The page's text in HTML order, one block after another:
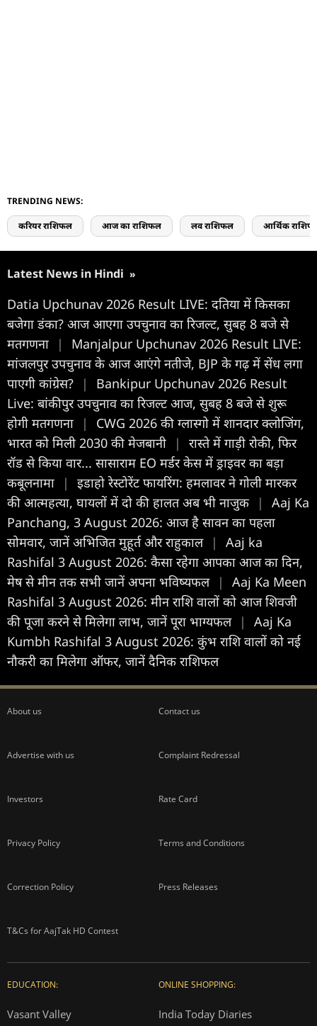
TRENDING NEWS:
करियर राशिफल आज का राशिफल लव राशिफल आर्थिक
Latest News in Hindi »
Datia Upchunav 2026 Result LIVE: दतिया में किसका
बजेगा डंका? आज आएगा उपचुनाव का रिजल्ट, सुबह 8 बजे से
मतगणना
|
Manjalpur Upchunav 2026 Result LIVE:
मांजलपुर उपचुनाव के आज आएंगे नतीजे, BJP के गढ़ में सेंध लगा
पाएगी कांग्रेस?
|
Bankipur Upchunav 2026 Result
Live: बांकीपुर उपचुनाव का रिजल्ट आज, सुबह 8 बजे से शुरू
होगी मतगणना
|
CWG 2026 की ग्लास्गो में शानदार क्लोजिंग,
भारत को मिली 2030 की मेजबानी
|
रास्ते में गाड़ी रोकी, फिर
रॉड से किया वार... सासाराम EO मर्डर केस में ड्राइवर का बड़ा
कबूलनामा
|
इडाहो रेस्टोरेंट फायरिंग: हमलावर ने गोली मारकर
की आत्महत्या, घायलों में दो की हालत अब भी नाजुक
|
Aaj Ka
Panchang, 3 August 2026: आज है सावन का पहला
सोमवार, जानें अभिजित मुहूर्त और राहुकाल |
Aaj ka
Rashifal 3 August 2026: कैसा रहेगा आपका आज का द‍िन,
मेष से मीन तक सभी जानें अपना भविष्यफल |
Aaj Ka Meen
Rashifal 3 August 2026: मीन राशि वालों को आज शिवजी
की पूजा करने से मिलेगा लाभ, जानें पूरा भाग्यफल |
Aaj Ka
Kumbh Rashifal 3 August 2026: कुंभ राशि वालों को नई
नौकरी का मिलेगा ऑफर, जानें दैनिक राशिफल
About us Contact us
Advertise with us Complaint Redressal
Investors Rate Card
Privacy Policy Terms and Conditions
Correction Policy Press Releases
T&Cs for AajTak HD Contest
EDUCATION:
Vasant Valley
ONLINE SHOPPING:
India Today Diaries